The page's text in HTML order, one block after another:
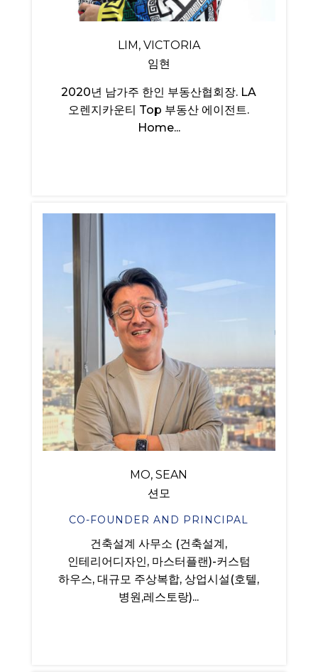
LIM, VICTORIA
임현
2020년 남가주 한인 부동산협회장. LA
오렌지카운티 Top 부동산 에이전트.
Home...
MO, SEAN
션모
CO-FOUNDER AND PRINCIPAL
건축설계 사무소 (건축설계,
인테리어디자인, 마스터플랜)-커스텀
하우스, 대규모 주상복합, 상업시설(호텔,
병원,레스토랑)...